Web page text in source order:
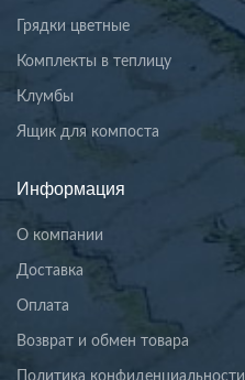
Грядки цветные
Комплекты в теплицу
Клумбы
Ящик для компоста
Информация
О компании
Доставка
Оплата
Возврат и обмен товара